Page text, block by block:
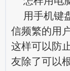
用手机键
信频繁的用
这样可以防
友除了可以